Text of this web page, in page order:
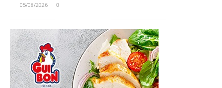
05/08/2026 0